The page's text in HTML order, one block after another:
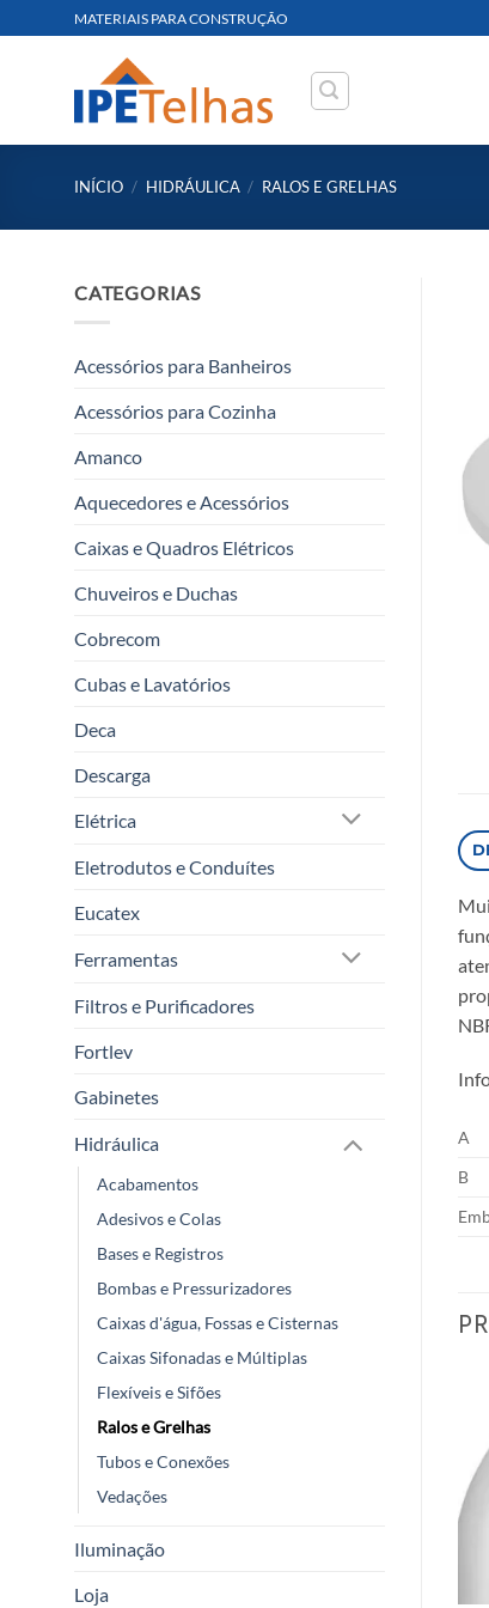
to
MATERIAIS PARA CONSTRUÇÃO
INÍCIO / HIDRÁULICA / RALOS E GRELHAS
CATEGORIAS
Acessórios para Banheiros
Acessórios para Cozinha
Amanco
Aquecedores e Acessórios
Caixas e Quadros Elétricos
Chuveiros e Duchas
Cobrecom
Cubas e Lavatórios
Deca
Descarga
Elétrica
Eletrodutos e Conduítes
Eucatex
Ferramentas
Filtros e Purificadores
Fortlev
Gabinetes
Hidráulica
Acabamentos
Adesivos e Colas
Bases e Registros
Bombas e Pressurizadores
Caixas d'água, Fossas e Cisternas
Caixas Sifonadas e Múltiplas
Flexíveis e Sifões
Ralos e Grelhas
Tubos e Conexões
Vedações
Iluminação
Loja
A
B